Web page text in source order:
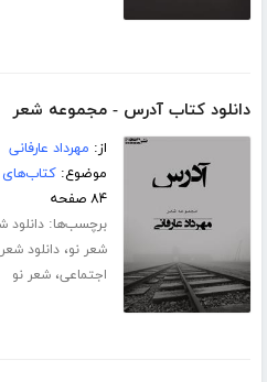
دانلود کتاب آدرس - مجموعه شعر
از: مهرداد عارفانی
موضوع:
۸۴ صفحه
برچسب‌ها:دانلود
شعر نو،دانلود
اجتماعی،شعر نو